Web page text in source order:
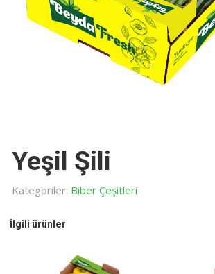
Yeşil Şili
Kategoriler: Biber Çeşitleri
İlgili ürünler